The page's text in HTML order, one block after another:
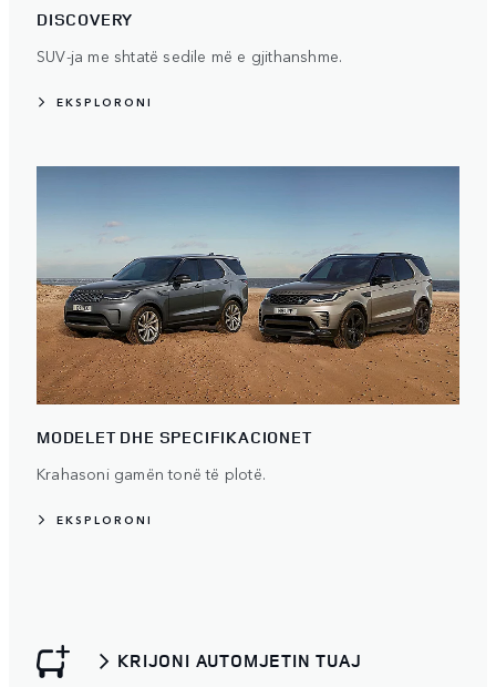
DISCOVERY
SUV-ja me shtatë sedile më e gjithanshme.
EKSPLORONI
MODELET DHE SPECIFIKACIONET
Krahasoni gamën tonë të plotë.
EKSPLORONI
KRIJONI AUTOMJETIN TUAJ